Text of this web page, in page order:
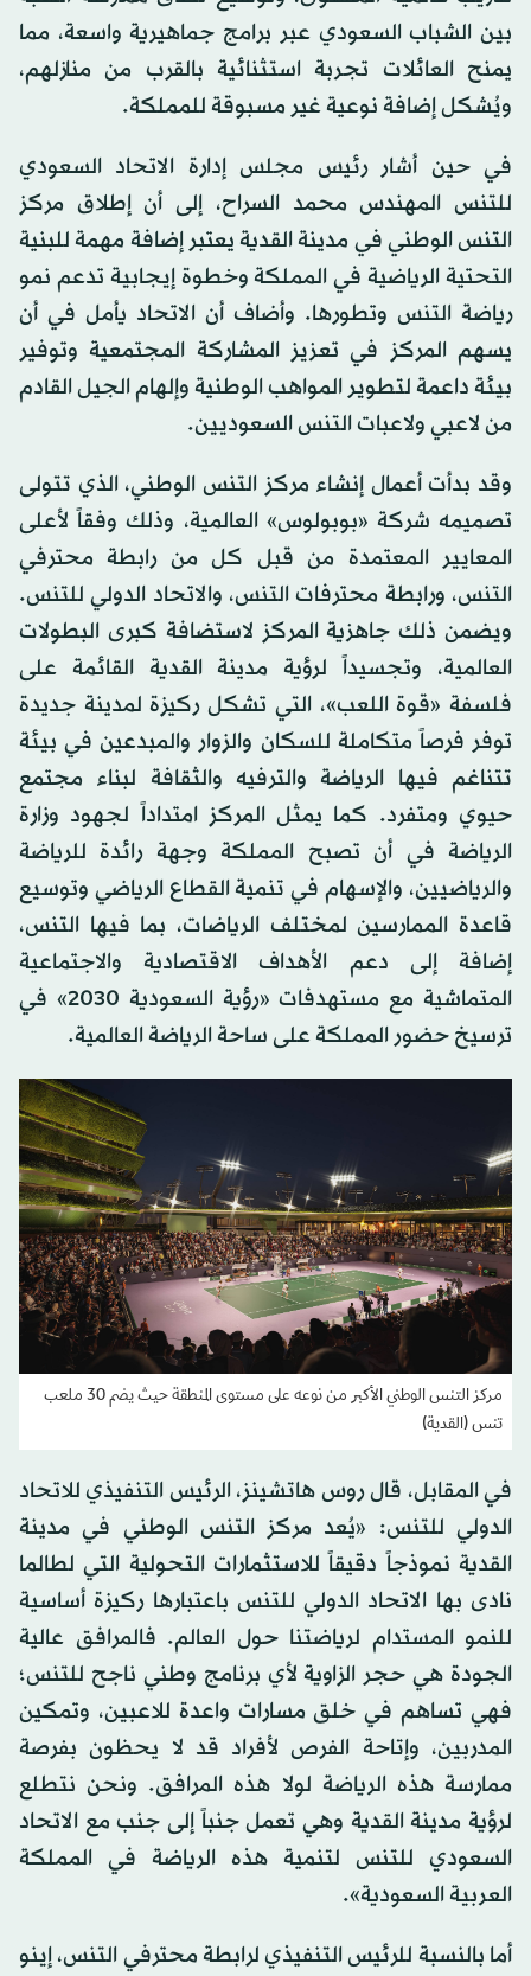
بين الشباب السعودي عبر برامج جماهيرية واسعة، مما
يمنح العائلات تجربة استثنائية بالقرب من منازلهم،
ويُشكل إضافة نوعية غير مسبوقة للمملكة.
في حين أشار رئيس مجلس إدارة الاتحاد السعودي
للتنس المهندس محمد السراح، إلى أن إطلاق مركز
التنس الوطني في مدينة القدية يعتبر إضافة مهمة للبنية
التحتية الرياضية في المملكة وخطوة إيجابية تدعم نمو
رياضة التنس وتطورها. وأضاف أن الاتحاد يأمل في أن
يسهم المركز في تعزيز المشاركة المجتمعية وتوفير
بيئة داعمة لتطوير المواهب الوطنية وإلهام الجيل القادم
من لاعبي ولاعبات التنس السعوديين.
وقد بدأت أعمال إنشاء مركز التنس الوطني، الذي تتولى
تصميمه شركة «بوبولوس» العالمية، وذلك وفقاً لأعلى
المعايير المعتمدة من قبل كل من رابطة محترفي
التنس، ورابطة محترفات التنس، والاتحاد الدولي للتنس.
ويضمن ذلك جاهزية المركز لاستضافة كبرى البطولات
العالمية، وتجسيداً لرؤية مدينة القدية القائمة على
فلسفة «قوة اللعب»، التي تشكل ركيزة لمدينة جديدة
توفر فرصاً متكاملة للسكان والزوار والمبدعين في بيئة
تتناغم فيها الرياضة والترفيه والثقافة لبناء مجتمع
حيوي ومتفرد. كما يمثل المركز امتداداً لجهود وزارة
الرياضة في أن تصبح المملكة وجهة رائدة للرياضة
والرياضيين، والإسهام في تنمية القطاع الرياضي وتوسيع
قاعدة الممارسين لمختلف الرياضات، بما فيها التنس،
إضافة إلى دعم الأهداف الاقتصادية والاجتماعية
المتماشية مع مستهدفات «رؤية السعودية 2030» في
ترسيخ حضور المملكة على ساحة الرياضة العالمية.
مركز التنس الوطني الأكبر من نوعه على مستوى المنطقة حيث يضم 30 ملعب
تنس (القدية)
في المقابل، قال روس هاتشينز، الرئيس التنفيذي للاتحاد
الدولي للتنس: «يُعد مركز التنس الوطني في مدينة
القدية نموذجاً دقيقاً للاستثمارات التحولية التي لطالما
نادى بها الاتحاد الدولي للتنس باعتبارها ركيزة أساسية
للنمو المستدام لرياضتنا حول العالم. فالمرافق عالية
الجودة هي حجر الزاوية لأي برنامج وطني ناجح للتنس؛
فهي تساهم في خلق مسارات واعدة للاعبين، وتمكين
المدربين، وإتاحة الفرص لأفراد قد لا يحظون بفرصة
ممارسة هذه الرياضة لولا هذه المرافق. ونحن نتطلع
لرؤية مدينة القدية وهي تعمل جنباً إلى جنب مع الاتحاد
السعودي للتنس لتنمية هذه الرياضة في المملكة
العربية السعودية».
أما بالنسبة للرئيس التنفيذي لرابطة محترفي التنس، إينو